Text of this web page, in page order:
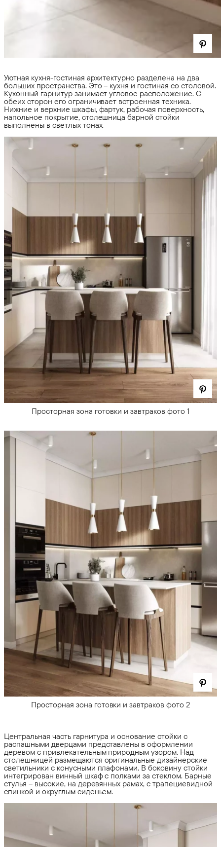
Уютная кухня-гостиная архитектурно разделена на два
больших пространства. Это – кухня и гостиная со столовой.
Кухонный гарнитур занимает угловое расположение. С
обеих сторон его ограничивает встроенная техника.
Нижние и верхние шкафы, фартук, рабочая поверхность,
напольное покрытие, столешница барной стойки
выполнены в светлых тонах.
Просторная зона готовки и завтраков фото 1
Просторная зона готовки и завтраков фото 2
Центральная часть гарнитура и основание стойки с
распашными дверцами представлены в оформлении
деревом с привлекательным природным узором. Над
столешницей размещаются оригинальные дизайнерские
светильники с конусными плафонами. В боковину стойки
интегрирован винный шкаф с полками за стеклом. Барные
стулья – высокие, на деревянных рамах, с трапециевидной
спинкой и округлым сиденьем.